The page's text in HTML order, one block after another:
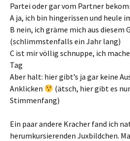
Partei oder gar vom Partner
A ja, ich bin hingerissen und heule
B nein, ich gräme mich aus diesem
(schlimmstenfalls ein Jahr lang)
C ist mir völlig schnuppe, ich
Tag
Aber halt: hier gibt’s ja gar keine
Anklicken
(ätsch, hier gibt es
Stimmenfang)
Ein paar andere Kracher fand ich
herumkursierenden Juxbildchen.